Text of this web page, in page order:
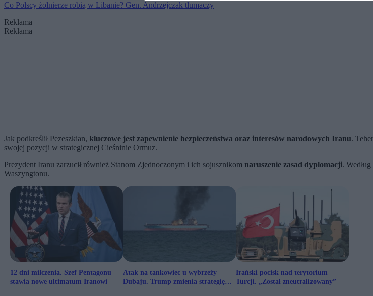
Co Polscy żołnierze robią w Libanie? Gen. Andrzejczak tłumaczy
Reklama
Reklama
Jak podkreślił Pezeszkian, kluczowe jest zapewnienie bezpieczeństwa oraz interesów narodowych Iranu.
swojej pozycji w strategicznej Cieśninie Ormuz.
Prezydent Iranu zarzucił również Stanom Zjednoczonym i ich sojusznikom naruszenie zasad dyplomacji.
Waszyngtonu.
12 dni milczenia. Szef Pentagonu
stawia nowe ultimatum Iranowi
Atak na tankowiec u wybrzeży
Dubaju. Trump zmienia strategię
Irański pocisk nad terytorium
Turcji. „Został zneutralizowany”